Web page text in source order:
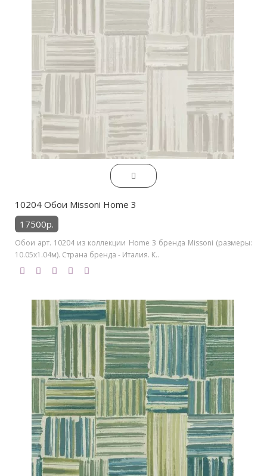
10204 Обои Missoni Home 3
17500р.
Обои арт. 10204 из коллекции Home 3 бренда Missoni (размеры:
10.05х1.04м). Страна бренда - Италия. К..